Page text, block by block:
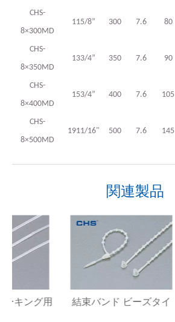
CHS-
8×300MD
115/8” 300 7.6 80
CHS-
8×350MD
133/4” 350 7.6 90
CHS-
8×400MD
153/4” 400 7.6 105
CHS-
8×500MD
1911/16" 500 7.6 145
関連製品
結束バンド ビーズタイ